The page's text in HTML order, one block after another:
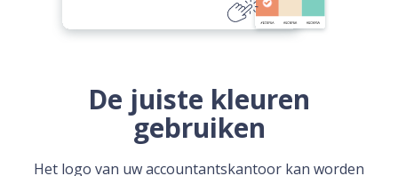
De juiste kleuren
gebruiken
Het logo van uw accountantskantoor kan worden